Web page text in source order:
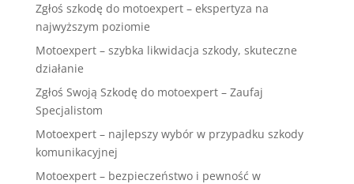
Zgłoś szkodę do motoexpert – ekspertyza na
najwyższym poziomie
Motoexpert – szybka likwidacja szkody, skuteczne
działanie
Zgłoś Swoją Szkodę do motoexpert – Zaufaj
Specjalistom
Motoexpert – najlepszy wybór w przypadku szkody
komunikacyjnej
Motoexpert – bezpieczeństwo i pewność w